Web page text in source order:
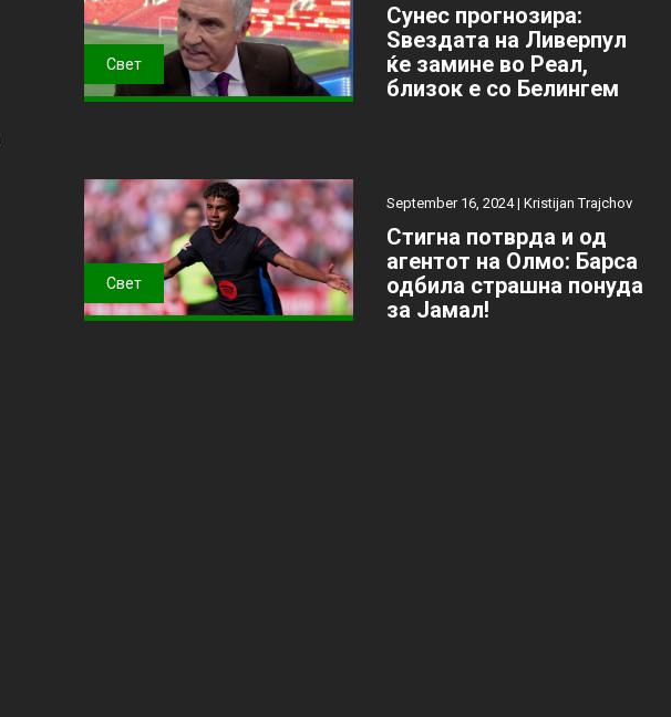
Свет
Сунес прогнозира:
Ѕвездата на Ливерпул
ќе замине во Реал,
близок е со Белингем
Свет
September 16, 2024 | Kristijan Trajchov
Стигна потврда и од
агентот на Олмо: Барса
одбила страшна понуда
за Јамал!